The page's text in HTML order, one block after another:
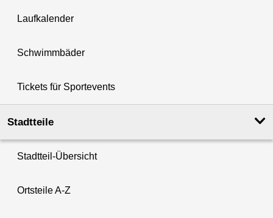
Laufkalender
Schwimmbäder
Tickets für Sportevents
Stadtteile
Stadtteil-Übersicht
Ortsteile A-Z